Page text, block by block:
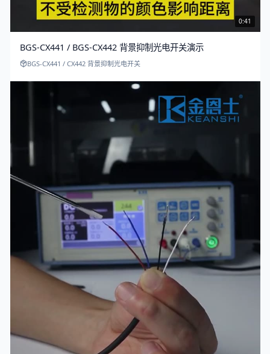
0:41
BGS-CX441 / BGS-CX442 背景抑制光电开关演示
BGS-CX441 / CX442 背景抑制光电开关